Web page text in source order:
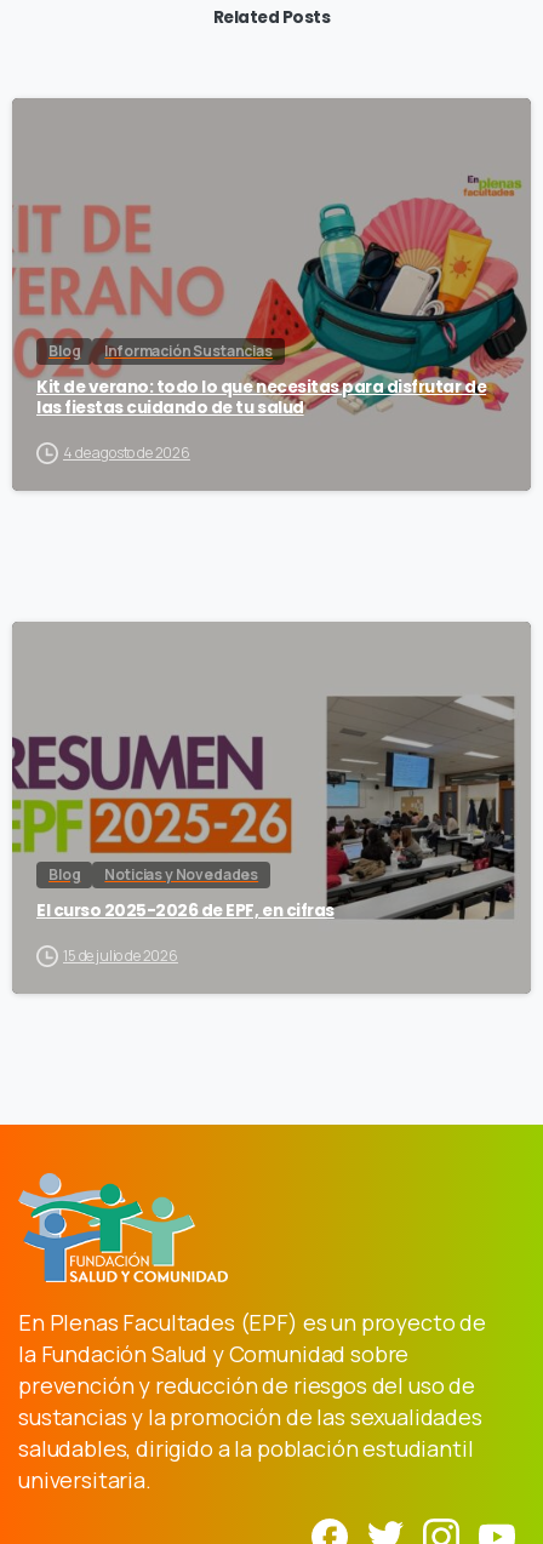
Related Posts
Blog Información Sustancias
Kit de verano: todo lo que necesitas para disfrutar de
las fiestas cuidando de tu salud
4 de agosto de 2026
Blog Noticias y Novedades
El curso 2025-2026 de EPF, en cifras
15 de julio de 2026
En Plenas Facultades (EPF) es un proyecto de
la Fundación Salud y Comunidad sobre
prevención y reducción de riesgos del uso de
sustancias y la promoción de las sexualidades
saludables, dirigido a la población estudiantil
universitaria.